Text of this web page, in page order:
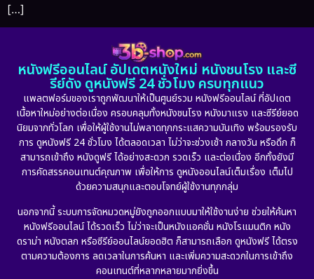
[…]
หนังฟรีออนไลน์ อัปเดตหนังใหม่ หนังชนโรง และซี
รีย์ดัง ดูหนังฟรี 24 ชั่วโมง ครบทุกแนว
แพลตฟอร์มของเราถูกพัฒนาให้เป็นศูนย์รวม หนังฟรีออนไลน์ ที่อัปเดต
เนื้อหาใหม่อย่างต่อเนื่อง ครอบคลุมทั้งหนังชนโรง หนังมาแรง และซีรีย์ยอด
นิยมจากทั่วโลก เพื่อให้ผู้ใช้งานไม่พลาดทุกกระแสความบันเทิง พร้อมรองรับ
การ ดูหนังฟรี 24 ชั่วโมง ได้ตลอดเวลา ไม่ว่าจะช่วงเช้า กลางวัน หรือดึก ก็
สามารถเข้าถึง หนังดูฟรี ได้อย่างสะดวก รวดเร็ว และต่อเนื่อง อีกทั้งยังมี
การคัดสรรคอนเทนต์คุณภาพ เพื่อให้การ ดูหนังออนไลน์เต็มเรื่อง เต็มไป
ด้วยความสนุกและตอบโจทย์ผู้ใช้งานทุกกลุ่ม
นอกจากนี้ ระบบการจัดหมวดหมู่ยังถูกออกแบบมาให้ใช้งานง่าย ช่วยให้ค้นหา
หนังฟรีออนไลน์ ได้รวดเร็ว ไม่ว่าจะเป็นหนังแอคชั่น หนังโรแมนติก หนัง
ดราม่า หนังตลก หรือซีรีย์ออนไลน์ยอดฮิต ก็สามารถเลือก ดูหนังฟรี ได้ตรง
ตามความต้องการ ลดเวลาในการค้นหา และเพิ่มความสะดวกในการเข้าถึง
คอนเทนต์ที่หลากหลายมากยิ่งขึ้น